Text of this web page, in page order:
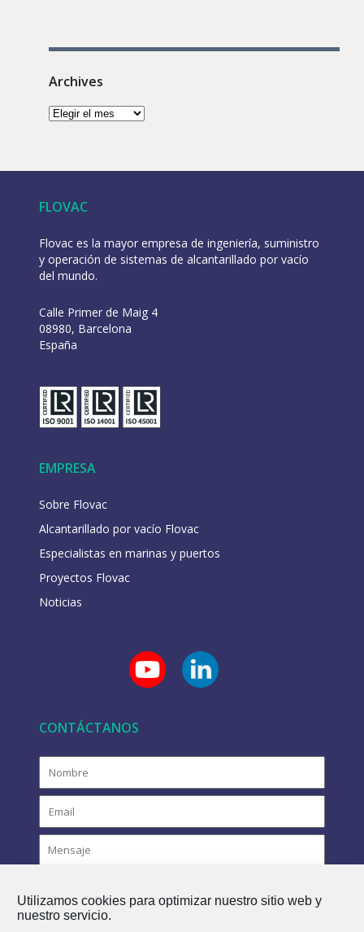
Utilizamos cookies para optimizar nuestro sitio web y
nuestro servicio.
Archives
FLOVAC
Flovac es la mayor empresa de ingeniería, suministro
y operación de sistemas de alcantarillado por vacío
del mundo.
Calle Primer de Maig 4
08980, Barcelona
España
EMPRESA
Sobre Flovac
Alcantarillado por vacío Flovac
Especialistas en marinas y puertos
Proyectos Flovac
Noticias
CONTÁCTANOS